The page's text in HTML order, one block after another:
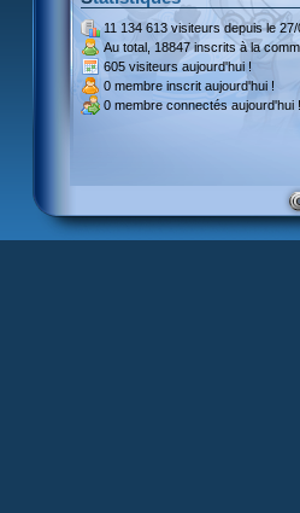
11 134 613 visiteursdepuis le 27/
Au total, 18847 inscritsà la
605 visiteurs aujourd'hui !
0 membre inscrit aujourd'hui !
0 membre connectés aujourd'hui !